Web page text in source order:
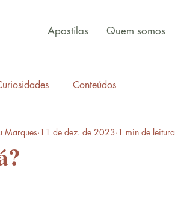
Apostilas Quem somos
Conteúdos
Marques 11 de dez. de 2023 1 min de leitura